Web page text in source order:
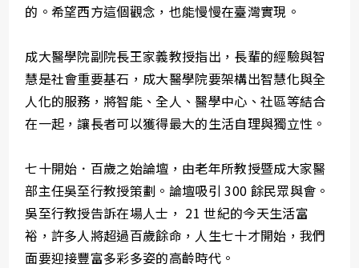
的。希望西方這個觀念，也能慢慢在臺灣實現。
成大醫學院副院長王家義教授指出，長輩的經驗與智
慧是社會重要基石，成大醫學院要架構出智慧化與全
人化的服務，將智能、全人、醫學中心、社區等結合
在一起，讓長者可以獲得最大的生活自理與獨立性。
七十開始．百歲之始論壇，由老年所教授暨成大家醫
部主任吳至行教授策劃。論壇吸引 300 餘民眾與會。
吳至行教授告訴在場人士， 21 世紀的今天生活富
裕，許多人將超過百歲餘命，人生七十才開始，我們
面要迎接豐富多彩多姿的高齡時代。